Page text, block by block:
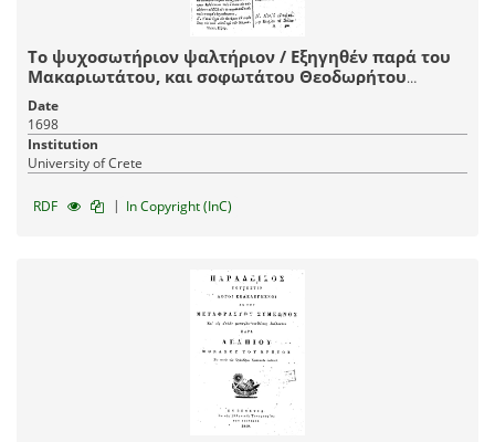
Το ψυχοσωτήριον ψαλτήριον / Εξηγηθέν παρά του
Μακαριωτάτου, και σοφωτάτου Θεοδωρήτου
Επισκόπου Κύρου. Και μεταγλωττισθέν παρά
Αγαπίου Μοναχού του Κρητός, εκ της των Ελλήνων
εις την κοινήν ημετέραν Διάλεκτον. Μετά του
προσήκοντος Πίνακος, όπως πας ένας μετευκολείας
ευρείν δύναται, τον Ψαλμόν ον βούληται.
Date
1698
Institution
University of Crete
RDF | In Copyright (InC)